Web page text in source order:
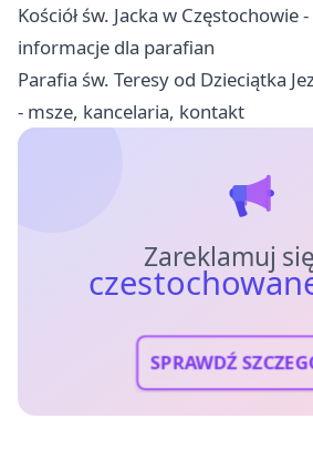
Kościół św. Jacka w Częstochowie
informacje dla parafian
Parafia św. Teresy od Dzieciątka
- msze, kancelaria, kontakt
Zareklamuj
SPRAWDŹ